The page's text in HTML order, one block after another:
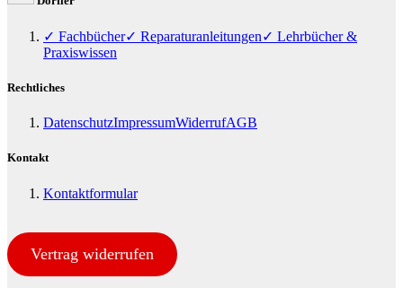
✓ Fachbücher✓ Reparaturanleitungen✓ Lehrbücher &
Praxiswissen
Rechtliches
DatenschutzImpressumWiderrufAGB
Kontakt
Kontaktformular
Vertrag widerrufen